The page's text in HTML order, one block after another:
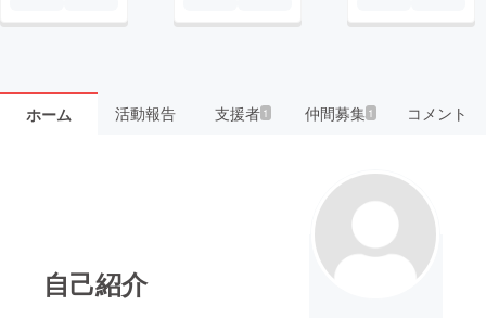
ホーム 活動報告 支援者 1 仲間募集 1 コメント
自己紹介